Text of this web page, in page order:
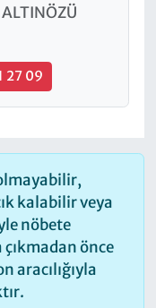
27 09
kalabilir veya
nöbete
önce
aracılığıyla